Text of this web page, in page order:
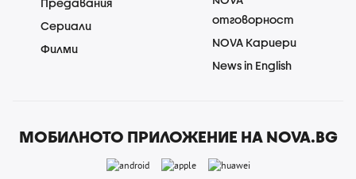
Предавания
Сериали
Филми
отговорност
NOVA Кариери
News in English
МОБИЛНОТО ПРИЛОЖЕНИЕ НА NOVA.BG